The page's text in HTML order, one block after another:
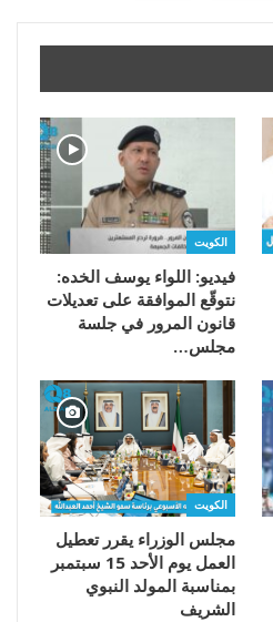
الكويت
فيديو: اللواء يوسف الخده:
نتوقّع الموافقة على تعديلات
قانون المرور في جلسة
مجلس…
الكويت
مجلس الوزراء يقرر تعطيل
العمل يوم الأحد 15 سبتمبر
بمناسبة المولد النبوي
الشريف